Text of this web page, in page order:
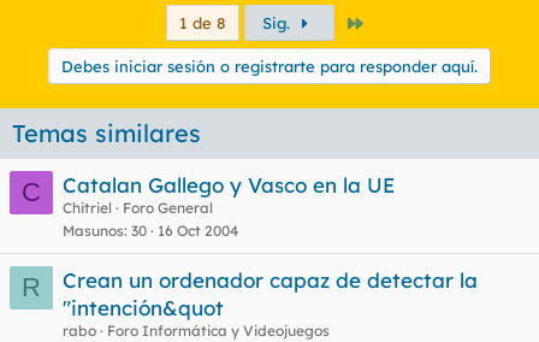
1 de 8 Sig.
Debes iniciar sesión o registrarte para responder aquí.
Temas similares
C
Catalan Gallego y Vasco en la UE
Chitriel
Foro General
Masunos 30 16 Oct 2004
R
Crean un ordenador capaz de detectar la
"intención&quot
rabo
Foro Informática y Videojuegos